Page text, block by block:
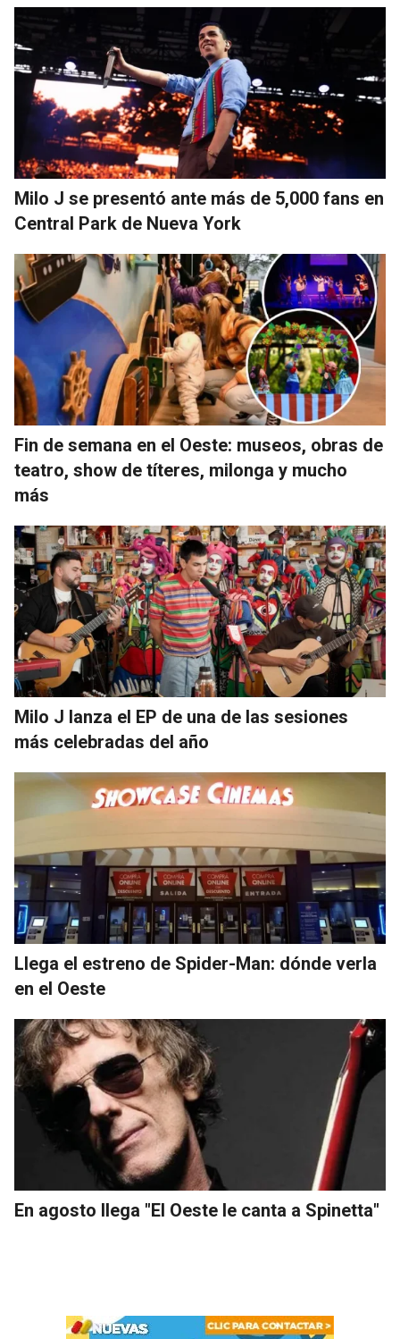
Milo J se presentó ante más de 5,000 fans en
Central Park de Nueva York
Fin de semana en el Oeste: museos, obras de
teatro, show de títeres, milonga y mucho
más
Milo J lanza el EP de una de las sesiones
más celebradas del año
Llega el estreno de Spider-Man: dónde verla
en el Oeste
En agosto llega "El Oeste le canta a Spinetta"